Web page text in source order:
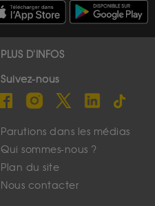
PLUS D'INFOS
Suivez-nous
Parutions dans les médias
Qui sommes-nous ?
Plan du site
Nous contacter